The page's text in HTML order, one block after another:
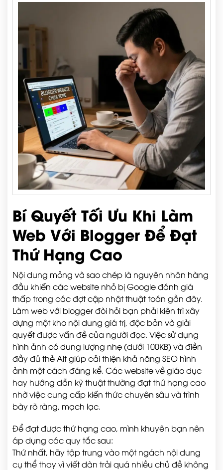
Bí Quyết Tối Ưu Khi Làm
Web Với Blogger Để Đạt
Thứ Hạng Cao
Nội dung mỏng và sao chép là nguyên nhân hàng
đầu khiến các website nhỏ bị Google đánh giá
thấp trong các đợt cập nhật thuật toán gần đây.
Làm web với blogger đòi hỏi bạn phải kiên trì xây
dựng một kho nội dung giá trị, độc bản và giải
quyết được vấn đề của người đọc. Việc sử dụng
hình ảnh có dung lượng nhẹ (dưới 100KB) và điền
đầy đủ thẻ Alt giúp cải thiện khả năng SEO hình
ảnh một cách đáng kể. Các website về giáo dục
hay hướng dẫn kỹ thuật thường đạt thứ hạng cao
nhờ việc cung cấp kiến thức chuyên sâu và trình
bày rõ ràng, mạch lạc.
Để đạt được thứ hạng cao, mình khuyên bạn nên
áp dụng các quy tắc sau:
Thứ nhất, hãy tập trung vào một ngách nội dung
cụ thể thay vì viết dàn trải quá nhiều chủ đề không